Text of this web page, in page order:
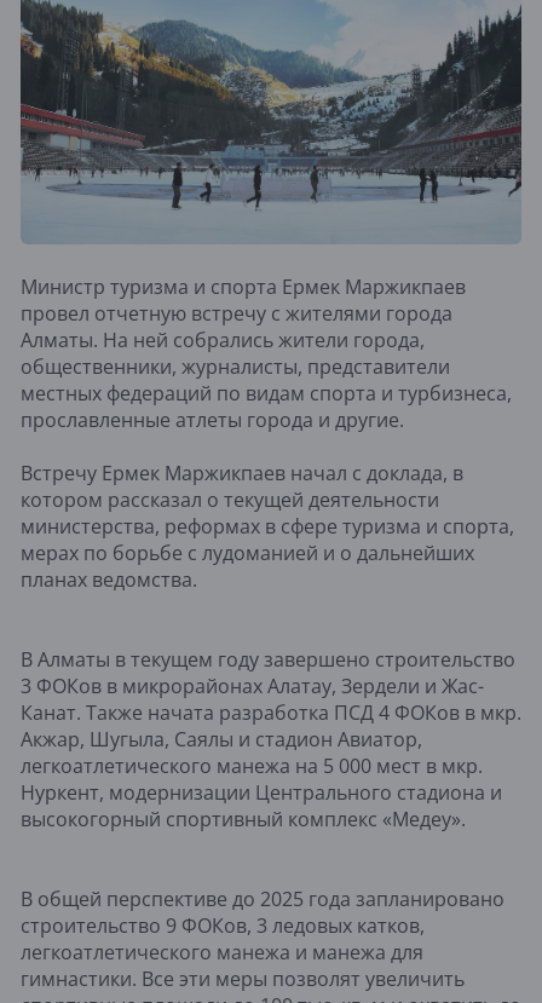
Министр туризма и спорта Ермек Маржикпаев
провел отчетную встречу с жителями города
Алматы. На ней собрались жители города,
общественники, журналисты, представители
местных федераций по видам спорта и турбизнеса,
прославленные атлеты города и другие.
Встречу Ермек Маржикпаев начал с доклада, в
котором рассказал о текущей деятельности
министерства, реформах в сфере туризма и спорта,
мерах по борьбе с лудоманией и о дальнейших
планах ведомства.
В Алматы в текущем году завершено строительство
3 ФОКов в микрорайонах Алатау, Зердели и Жас-
Канат. Также начата разработка ПСД 4 ФОКов в мкр.
Акжар, Шугыла, Саялы и стадион Авиатор,
легкоатлетического манежа на 5 000 мест в мкр.
Нуркент, модернизации Центрального стадиона и
высокогорный спортивный комплекс «Медеу».
В общей перспективе до 2025 года запланировано
строительство 9 ФОКов, 3 ледовых катков,
легкоатлетического манежа и манежа для
гимнастики. Все эти меры позволят увеличить